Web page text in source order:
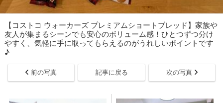
【コストコ ウォーカーズ プレミアムショートブレッド】家族や
友人が集まるシーンでも安心のボリューム感！ひとつずつ分け
やすく、気軽に手に取ってもらえるのがうれしいポイントです
♪
前の写真 記事に戻る 次の写真